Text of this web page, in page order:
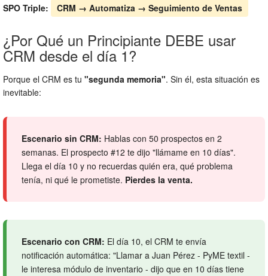
SPO Triple: CRM → Automatiza → Seguimiento de Ventas
¿Por Qué un Principiante DEBE usar
CRM desde el día 1?
Porque el CRM es tu "segunda memoria". Sin él, esta situación es
inevitable:
Escenario sin CRM: Hablas con 50 prospectos en 2
semanas. El prospecto #12 te dijo "llámame en 10 días".
Llega el día 10 y no recuerdas quién era, qué problema
tenía, ni qué le prometiste. Pierdes la venta.
Escenario con CRM: El día 10, el CRM te envía
notificación automática: "Llamar a Juan Pérez - PyME textil -
le interesa módulo de inventario - dijo que en 10 días tiene